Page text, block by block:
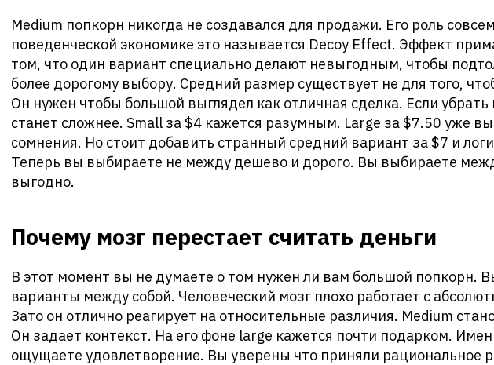
Medium попкорн никогда не создавался для продажи. Его роль
поведенческой экономике это называется Decoy Effect. Эффект
том, что один вариант специально делают невыгодным, чтобы
более дорогому выбору. Средний размер существует не для того,
Он нужен чтобы большой выглядел как отличная сделка. Если
станет сложнее. Small за $4 кажется разумным. Large за $7.50 уже
сомнения. Но стоит добавить странный средний вариант за $7 и
Теперь вы выбираете не между дешево и дорого. Вы выбираете
выгодно.
Почему мозг перестает считать деньги
В этот момент вы не думаете о том нужен ли вам большой попкорн.
варианты между собой. Человеческий мозг плохо работает с
Зато он отлично реагирует на относительные различия. Medium
Он задает контекст. На его фоне large кажется почти подарком.
ощущаете удовлетворение. Вы уверены что приняли рациональное